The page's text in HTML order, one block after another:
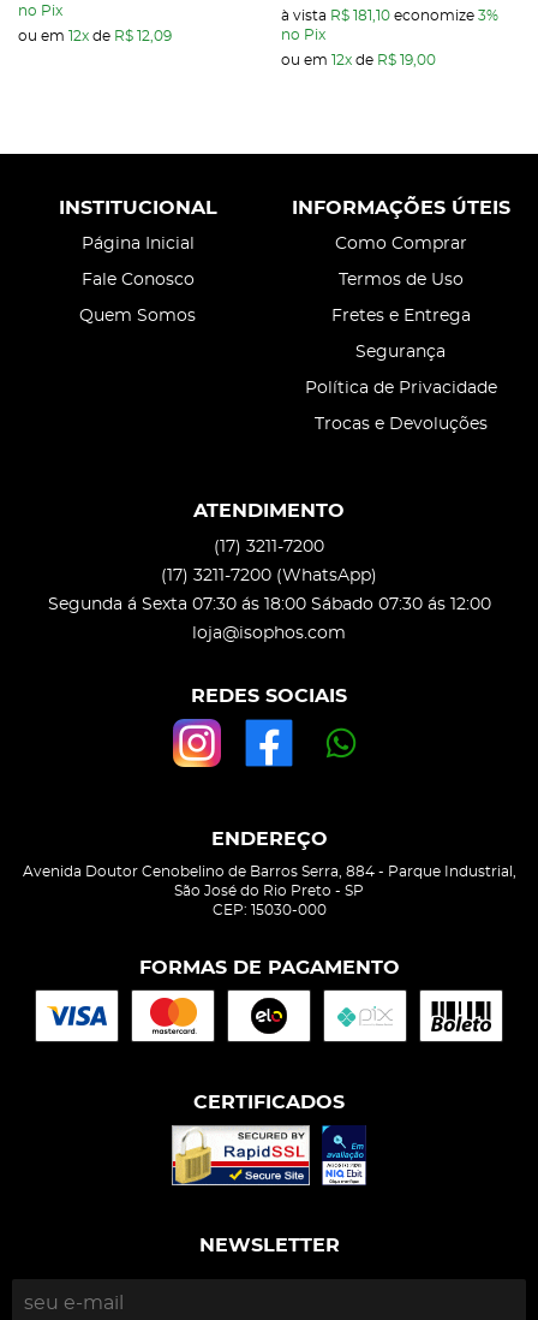
no Pix
ou em 12x de R$ 12,09
à vista R$ 181,10 economize 3%
no Pix
ou em 12x de R$ 19,00
INSTITUCIONAL
Página Inicial
Fale Conosco
Quem Somos
INFORMAÇÕES ÚTEIS
Como Comprar
Termos de Uso
Fretes e Entrega
Segurança
Política de Privacidade
Trocas e Devoluções
ATENDIMENTO
(17) 3211-7200
(17) 3211-7200 (WhatsApp)
Segunda á Sexta 07:30 ás 18:00 Sábado 07:30 ás 12:00
loja@isophos.com
REDES SOCIAIS
ENDEREÇO
Avenida Doutor Cenobelino de Barros Serra, 884- Parque Industrial,
São José do Rio Preto - SP
CEP: 15030-000
FORMAS DE PAGAMENTO
CERTIFICADOS
NEWSLETTER